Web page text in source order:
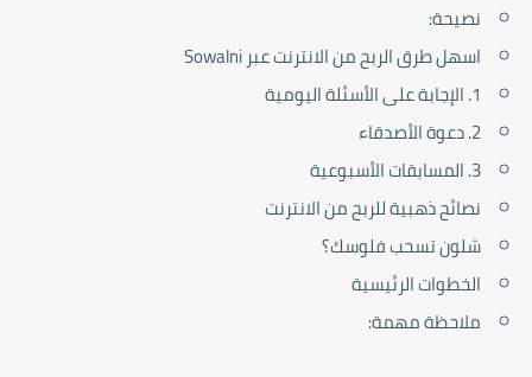
نصيحة:
اسهل طرق الربح من الانترنت عبر Sowalni
1. الإجابة على الأسئلة اليومية
2. دعوة الأصدقاء
3. المسابقات الأسبوعية
نصائح ذهبية للربح من الانترنت
شلون تسحب فلوسك؟
الخطوات الرئيسية
ملاحظة مهمة: